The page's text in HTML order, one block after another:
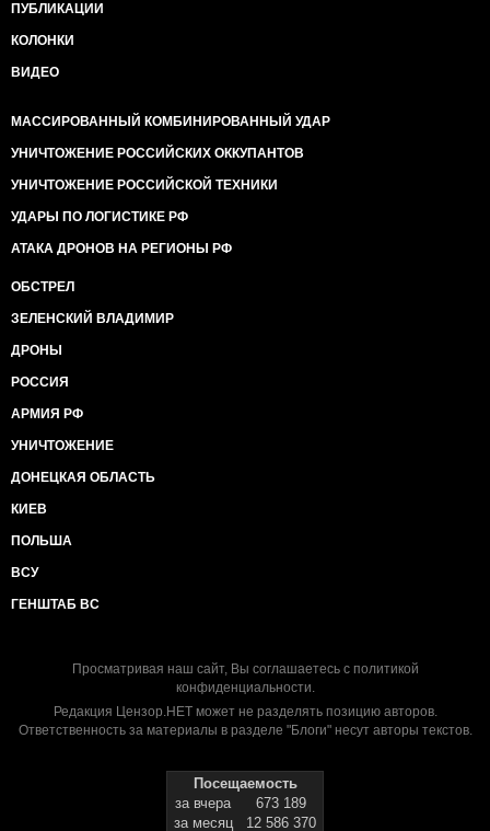
ПУБЛИКАЦИИ
КОЛОНКИ
ВИДЕО
МАССИРОВАННЫЙ КОМБИНИРОВАННЫЙ УДАР
УНИЧТОЖЕНИЕ РОССИЙСКИХ ОККУПАНТОВ
УНИЧТОЖЕНИЕ РОССИЙСКОЙ ТЕХНИКИ
УДАРЫ ПО ЛОГИСТИКЕ РФ
АТАКА ДРОНОВ НА РЕГИОНЫ РФ
ОБСТРЕЛ
ЗЕЛЕНСКИЙ ВЛАДИМИР
ДРОНЫ
РОССИЯ
АРМИЯ РФ
УНИЧТОЖЕНИЕ
ДОНЕЦКАЯ ОБЛАСТЬ
КИЕВ
ПОЛЬША
ВСУ
ГЕНШТАБ ВС
Просматривая наш сайт, Вы соглашаетесь с политикой
конфиденциальности.
Редакция Цензор.НЕТ может не разделять позицию авторов.
Ответственность за материалы в разделе "Блоги" несут авторы текстов.
Посещаемость
за вчера
673 189
за месяц
12 586 370